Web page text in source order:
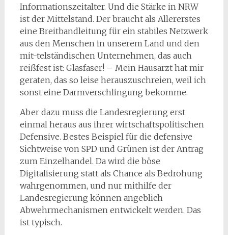
Informationszeitalter. Und die Stärke in NRW
ist der Mittelstand. Der braucht als Allererstes
eine Breitbandleitung für ein stabiles Netzwerk
aus den Menschen in unserem Land und den
mit-telständischen Unternehmen, das auch
reißfest ist: Glasfaser! – Mein Hausarzt hat mir
geraten, das so leise herauszuschreien, weil ich
sonst eine Darmverschlingung bekomme.
Aber dazu muss die Landesregierung erst
einmal heraus aus ihrer wirtschaftspolitischen
Defensive. Bestes Beispiel für die defensive
Sichtweise von SPD und Grünen ist der Antrag
zum Einzelhandel. Da wird die böse
Digitalisierung statt als Chance als Bedrohung
wahrgenommen, und nur mithilfe der
Landesregierung können angeblich
Abwehrmechanismen entwickelt werden. Das
ist typisch.